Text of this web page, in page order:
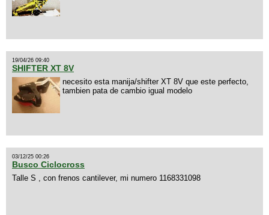
19/04/26 09:40
SHIFTER XT 8V
necesito esta manija/shifter XT 8V que este perfecto,
tambien pata de cambio igual modelo
03/12/25 00:26
Busco Ciclocross
Talle S , con frenos cantilever, mi numero 1168331098